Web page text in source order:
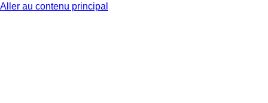
Aller au contenu principal